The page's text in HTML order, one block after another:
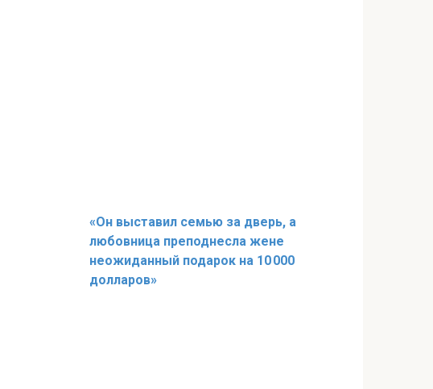
«Он выставил семью за дверь, а
любовница преподнесла жене
неожиданный подарок на 10 000
долларов»